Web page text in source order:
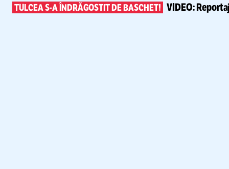
TULCEAS-AÎNDRĂGOSTIT DE BASCHET! VIDEO: